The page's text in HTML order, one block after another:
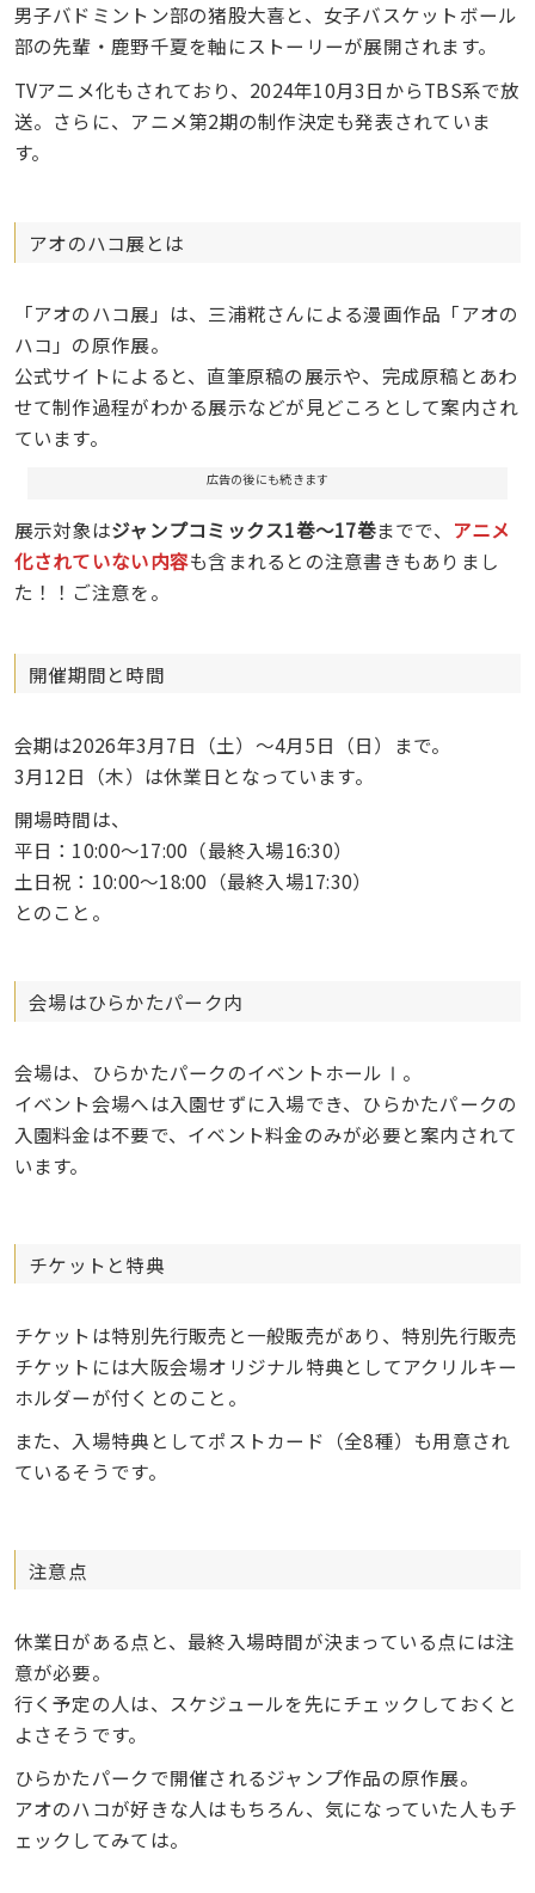
男子バドミントン部の猪股大喜と、女子バスケットボール
部の先輩・鹿野千夏を軸にストーリーが展開されます。
TVアニメ化もされており、2024年10月3日からTBS系で放
送。さらに、アニメ第2期の制作決定も発表されていま
す。
アオのハコ展とは
「アオのハコ展」は、三浦糀さんによる漫画作品「アオの
ハコ」の原作展。
公式サイトによると、直筆原稿の展示や、完成原稿とあわ
せて制作過程がわかる展示などが見どころとして案内され
ています。
広告の後にも続きます
展示対象はジャンプコミックス1巻〜17巻までで、 アニメ
化されていない内容も含まれるとの注意書きもありまし
た！！ご注意を。
開催期間と時間
会期は2026年3月7日（土）〜4月5日（日）まで。
3月12日（木）は休業日となっています。
開場時間は、
平日：10:00〜17:00（最終入場16:30）
土日祝：10:00〜18:00（最終入場17:30）
とのこと。
会場はひらかたパーク内
会場は、ひらかたパークのイベントホールⅠ。
イベント会場へは入園せずに入場でき、ひらかたパークの
入園料金は不要で、イベント料金のみが必要と案内されて
います。
チケットと特典
チケットは特別先行販売と一般販売があり、特別先行販売
チケットには大阪会場オリジナル特典としてアクリルキー
ホルダーが付くとのこと。
また、入場特典としてポストカード（全8種）も用意され
ているそうです。
注意点
休業日がある点と、最終入場時間が決まっている点には注
意が必要。
行く予定の人は、スケジュールを先にチェックしておくと
よさそうです。
ひらかたパークで開催されるジャンプ作品の原作展。
アオのハコが好きな人はもちろん、気になっていた人もチ
ェックしてみては。